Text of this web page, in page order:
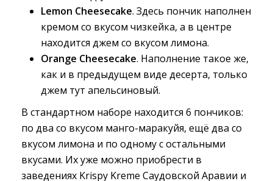
Lemon Cheesecake. Здесь пончик наполнен
кремом со вкусом чизкейка, а в центре
находится джем со вкусом лимона.
Orange Cheesecake. Наполнение такое же,
как и в предыдущем виде десерта, только
джем тут апельсиновый.
В стандартном наборе находится 6 пончиков:
по два со вкусом манго-маракуйя, ещё два со
вкусом лимона и по одному с остальными
вкусами. Их уже можно приобрести в
заведениях Krispy Kreme Саудовской Аравии и